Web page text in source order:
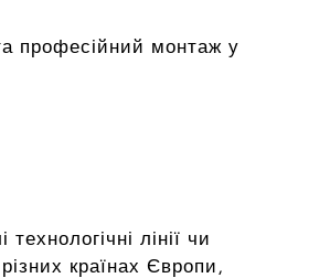
професійний монтаж у
лінії чи
країнах Європи,